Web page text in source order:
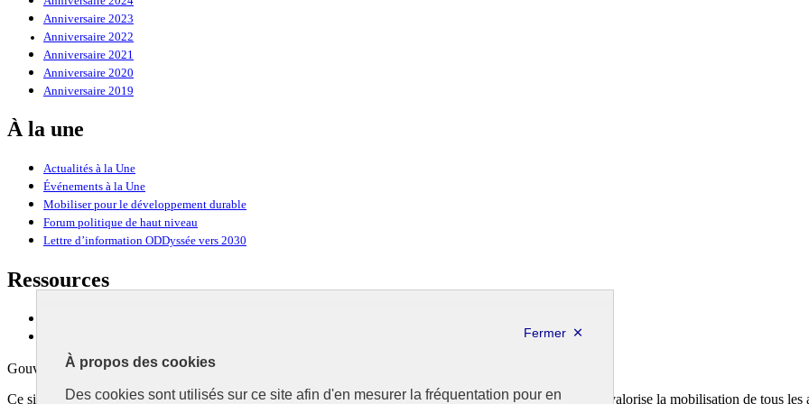
À propos des cookies
Des cookies sont utilisés sur ce site afin d'en mesurer la fréquentation pour en
Anniversaire 2023
Anniversaire 2022
Anniversaire 2021
Anniversaire 2020
Anniversaire 2019
À la une
Actualités à la Une
Événements à la Une
Mobiliser pour le développement durable
Forum politique de haut niveau
Lettre d’information ODDyssée vers 2030
Ressources
Gouvernement
Ce site propose l’information de référence concernant l’Agenda 2030 et la feuille de route de la France. Il valorise la mobilisation de tous les